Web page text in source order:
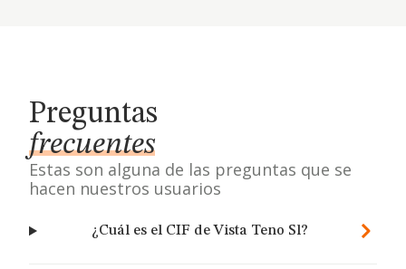
Preguntas
frecuentes
Estas son alguna de las preguntas que se
hacen nuestros usuarios
¿Cuál es el CIF de Vista Teno Sl?